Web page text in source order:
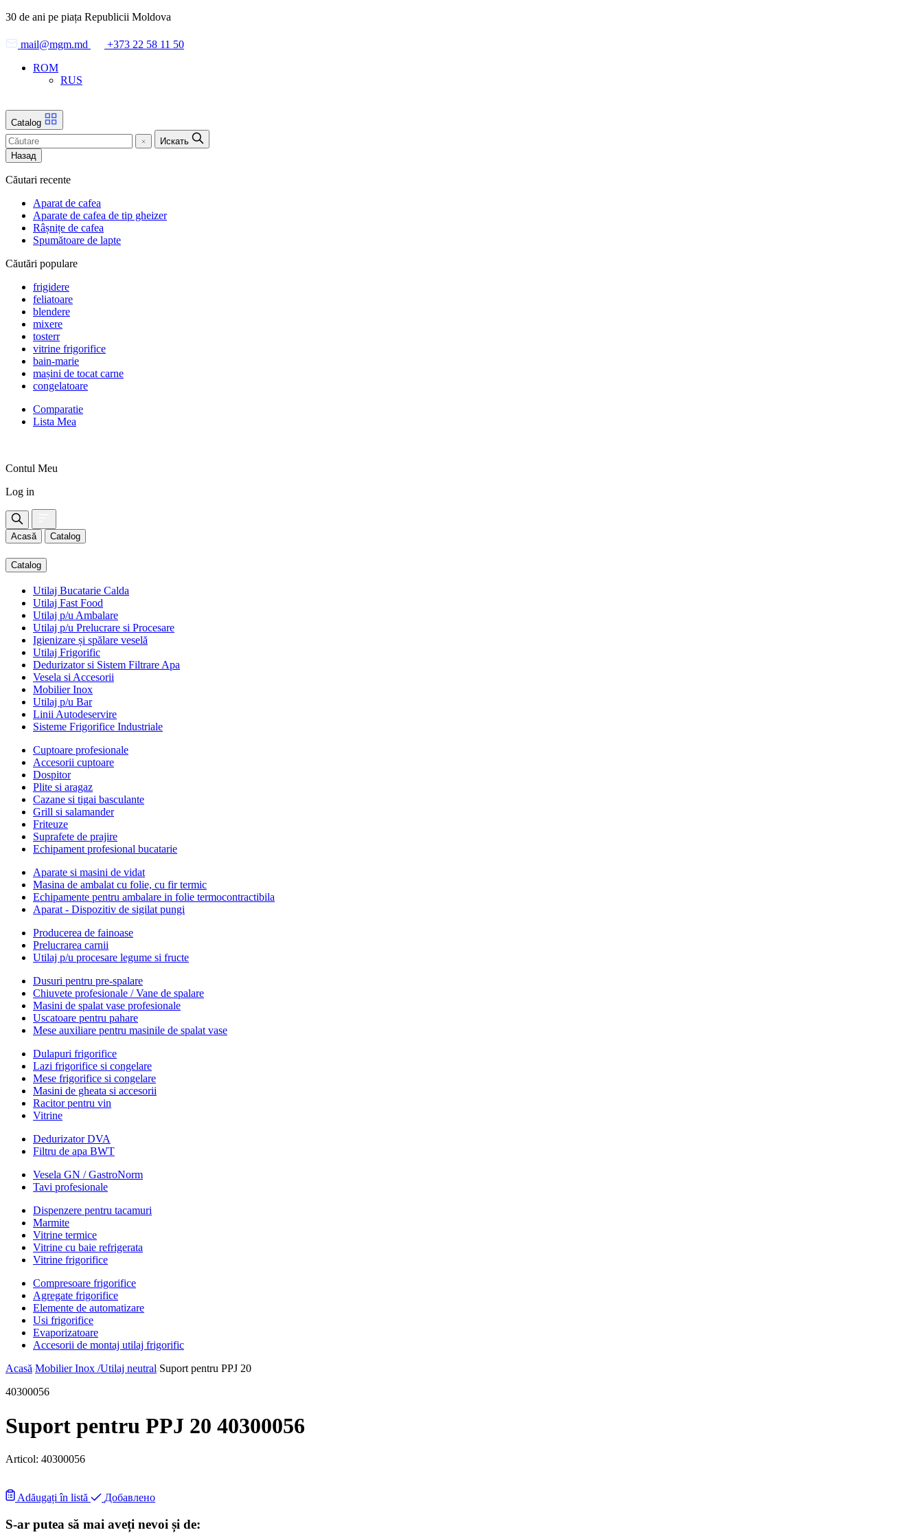
Skip
the
content
30 de ani pe piața Republicii Moldova
mail@mgm.md
+373 22 58 11 50
ROM
RUS
Catalog
Искать
Назад
Căutari recente
Aparat de cafea
Aparate de cafea de tip gheizer
Râșnițe de cafea
Spumătoare de lapte
Căutări populare
frigidere
feliatoare
blendere
mixere
tosterr
vitrine frigorifice
bain-marie
mașini de tocat carne
congelatoare
Comparatie
Lista Mea
Contul Meu
Log in
Acasă Catalog
Catalog
Utilaj Bucatarie Calda
Utilaj Fast Food
Utilaj p/u Ambalare
Utilaj p/u Prelucrare si Procesare
Igienizare și spălare veselă
Utilaj Frigorific
Dedurizator si Sistem Filtrare Apa
Vesela si Accesorii
Mobilier Inox
Utilaj p/u Bar
Linii Autodeservire
Sisteme Frigorifice Industriale
Cuptoare profesionale
Accesorii cuptoare
Dospitor
Plite si aragaz
Cazane si tigai basculante
Grill si salamander
Friteuze
Suprafete de prajire
Echipament profesional bucatarie
Aparate si masini de vidat
Masina de ambalat cu folie, cu fir termic
Echipamente pentru ambalare in folie termocontractibila
Aparat - Dispozitiv de sigilat pungi
Producerea de fainoase
Prelucrarea carnii
Utilaj p/u procesare legume si fructe
Dusuri pentru pre-spalare
Chiuvete profesionale / Vane de spalare
Masini de spalat vase profesionale
Uscatoare pentru pahare
Mese auxiliare pentru masinile de spalat vase
Dulapuri frigorifice
Lazi frigorifice si congelare
Mese frigorifice si congelare
Masini de gheata si accesorii
Racitor pentru vin
Vitrine
Dedurizator DVA
Filtru de apa BWT
Vesela GN / GastroNorm
Tavi profesionale
Dispenzere pentru tacamuri
Marmite
Vitrine termice
Vitrine cu baie refrigerata
Vitrine frigorifice
Compresoare frigorifice
Agregate frigorifice
Elemente de automatizare
Usi frigorifice
Evaporizatoare
Accesorii de montaj utilaj frigorific
Acasă Mobilier Inox /Utilaj neutral Suport pentru PPJ 20
40300056
Suport pentru PPJ 20 40300056
Articol: 40300056
Adăugați în listă Добавлено
S-ar putea să mai aveți nevoi și de: